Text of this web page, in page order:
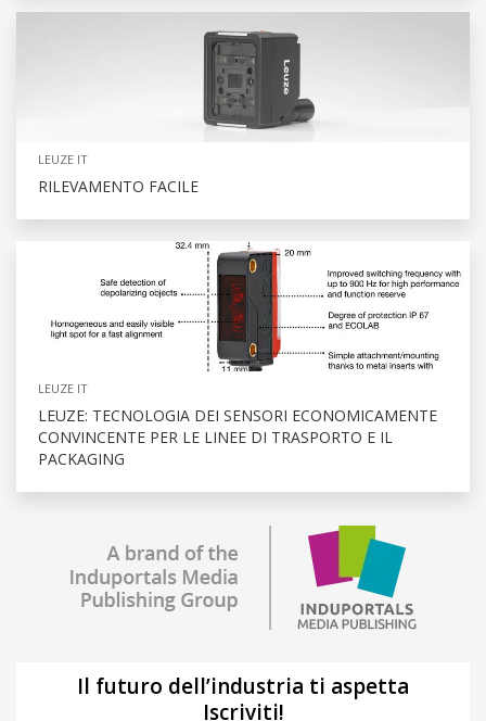
LEUZE IT
RILEVAMENTO FACILE
LEUZE IT
LEUZE: TECNOLOGIA DEI SENSORI ECONOMICAMENTE
CONVINCENTE PER LE LINEE DI TRASPORTO E IL
PACKAGING
Il futuro dell’industria ti aspetta
Iscriviti!